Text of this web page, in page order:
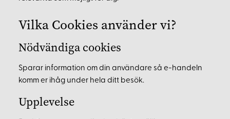
Vilka Cookies använder vi?
Nödvändiga cookies
Sparar information om din användare så e-handeln
komm er ihåg under hela ditt besök.
Upplevelse